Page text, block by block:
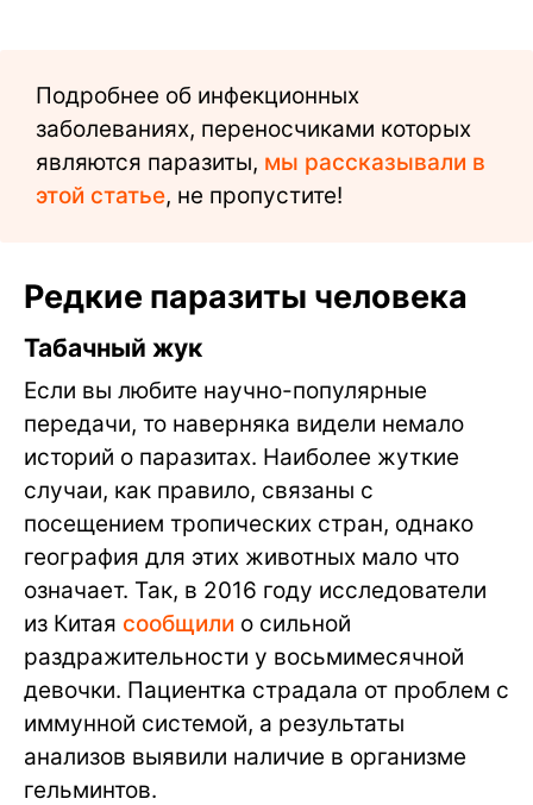
Подробнее об инфекционных
заболеваниях, переносчиками которых
являются паразиты, мы рассказывали в
этой статье, не пропустите!
Редкие паразиты человека
Табачный жук
Если вы любите научно-популярные
передачи, то наверняка видели немало
историй о паразитах. Наиболее жуткие
случаи, как правило, связаны с
посещением тропических стран, однако
география для этих животных мало что
означает. Так, в 2016 году исследователи
из Китая сообщили о сильной
раздражительности у восьмимесячной
девочки. Пациентка страдала от проблем с
иммунной системой, а результаты
анализов выявили наличие в организме
гельминтов.